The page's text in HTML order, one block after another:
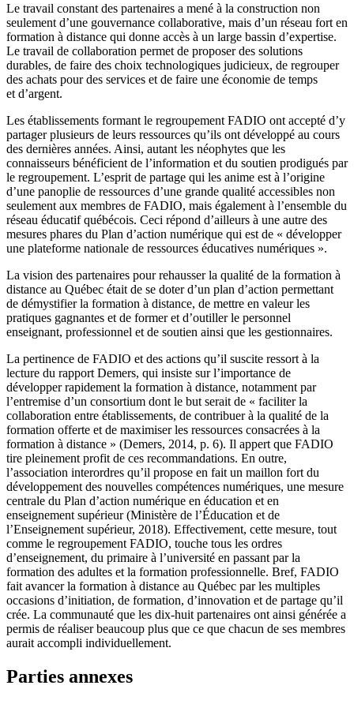
Le travail constant des partenaires a mené à la construction non
seulement d’une gouvernance collaborative, mais d’un réseau fort en
formation à distance qui donne accès à un large bassin d’expertise.
Le travail de collaboration permet de proposer des solutions
durables, de faire des choix technologiques judicieux, de regrouper
des achats pour des services et de faire une économie de temps
et d’argent.
Les établissements formant le regroupement FADIO ont accepté d’y
partager plusieurs de leurs ressources qu’ils ont développé au cours
des dernières années. Ainsi, autant les néophytes que les
connaisseurs bénéficient de l’information et du soutien prodigués par
le regroupement. L’esprit de partage qui les anime est à l’origine
d’une panoplie de ressources d’une grande qualité accessibles non
seulement aux membres de FADIO, mais également à l’ensemble du
réseau éducatif québécois. Ceci répond d’ailleurs à une autre des
mesures phares du Plan d’action numérique qui est de « développer
une plateforme nationale de ressources éducatives numériques ».
La vision des partenaires pour rehausser la qualité de la formation à
distance au Québec était de se doter d’un plan d’action permettant
de démystifier la formation à distance, de mettre en valeur les
pratiques gagnantes et de former et d’outiller le personnel
enseignant, professionnel et de soutien ainsi que les gestionnaires.
La pertinence de FADIO et des actions qu’il suscite ressort à la
lecture du rapport Demers, qui insiste sur l’importance de
développer rapidement la formation à distance, notamment par
l’entremise d’un consortium dont le but serait de « faciliter la
collaboration entre établissements, de contribuer à la qualité de la
formation offerte et de maximiser les ressources consacrées à la
formation à distance » (Demers, 2014, p. 6). Il appert que FADIO
tire pleinement profit de ces recommandations. En outre,
l’association interordres qu’il propose en fait un maillon fort du
développement des nouvelles compétences numériques, une mesure
centrale du Plan d’action numérique en éducation et en
enseignement supérieur (Ministère de l’Éducation et de
l’Enseignement supérieur, 2018). Effectivement, cette mesure, tout
comme le regroupement FADIO, touche tous les ordres
d’enseignement, du primaire à l’université en passant par la
formation des adultes et la formation professionnelle. Bref, FADIO
fait avancer la formation à distance au Québec par les multiples
occasions d’initiation, de formation, d’innovation et de partage qu’il
crée. La communauté que les dix-huit partenaires ont ainsi générée a
permis de réaliser beaucoup plus que ce que chacun de ses membres
aurait accompli individuellement.
Parties annexes